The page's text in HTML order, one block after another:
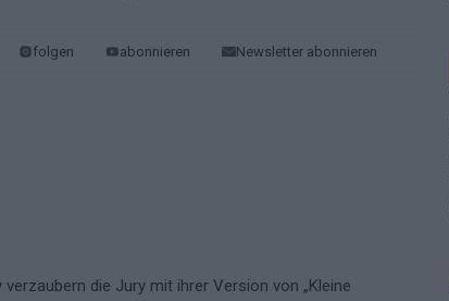
beunruhigend – unser Kommentar zum ESC 2026
folgen abonnieren Newsletter abonnieren
verzaubern die Jury mit ihrer Version von „Kleine